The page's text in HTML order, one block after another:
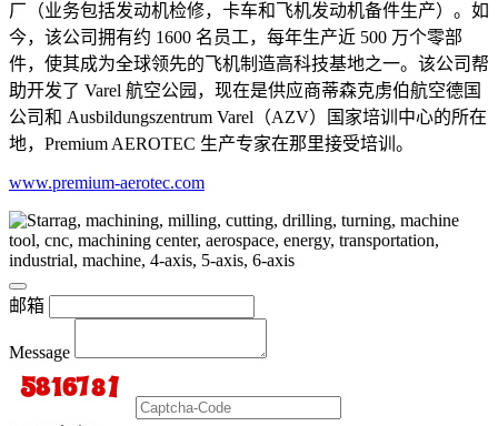
厂（业务包括发动机检修，卡车和飞机发动机备件生产）。如
今，该公司拥有约 1600 名员工，每年生产近 500 万个零部
件，使其成为全球领先的飞机制造高科技基地之一。该公司帮
助开发了 Varel 航空公园，现在是供应商蒂森克虏伯航空德国
公司和 Ausbildungszentrum Varel（AZV）国家培训中心的所在
地，Premium AEROTEC 生产专家在那里接受培训。
www.premium-aerotec.com
邮箱
Message